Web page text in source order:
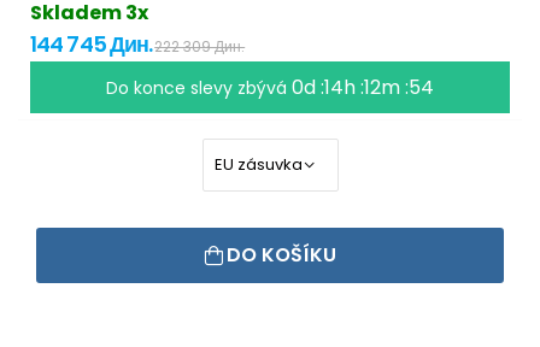
Skladem 3x
144 745 Дин.222 309 Дин.
Do konce slevy zbývá0d :14h :12m :53
DO KOŠÍKU